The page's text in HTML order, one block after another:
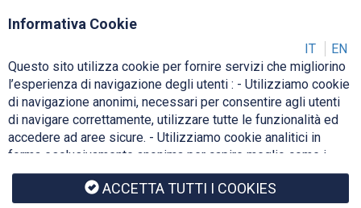
Informativa Cookie
IT
EN
Questo sito utilizza cookie per fornire servizi che migliorino
l’esperienza di navigazione degli utenti : - Utilizziamo cookie
di navigazione anonimi, necessari per consentire agli utenti
di navigare correttamente, utilizzare tutte le funzionalità ed
accedere ad aree sicure. - Utilizziamo cookie analitici in
forma esclusivamente anonima per capire meglio come i
nostri utenti utilizzano il sito web, per ottimizzare e
migliorare il sito, rendendolo sempre interessante e rilevante
ACCETTA TUTTI I COOKIES